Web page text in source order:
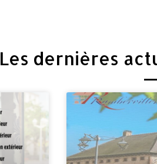
Les dernières